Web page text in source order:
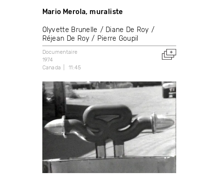
Mario Merola, muraliste
Olyvette Brunelle
Diane De Roy
Réjean De Roy
Pierre Goupil
Documentaire
1974
Canada
11:45